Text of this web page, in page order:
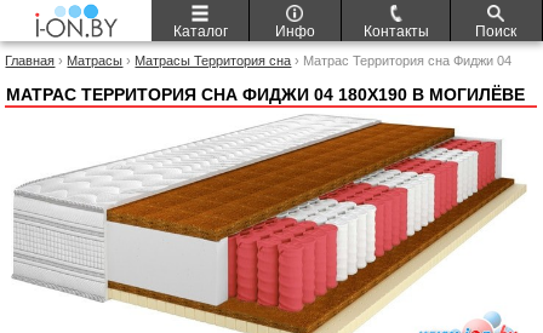
Каталог Инфо Контакты Поиск
Главная › Матрасы › Матрасы Территория сна › Матрас Территория сна Фиджи 04
МАТРАС ТЕРРИТОРИЯ СНА ФИДЖИ 04 180X190 В МОГИЛЁВЕ